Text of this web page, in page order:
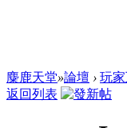
麋鹿天堂»論壇 › 玩
返回列表